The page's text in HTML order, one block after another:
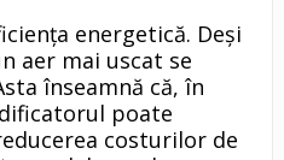
energetică. Deși
aer mai uscat se
înseamnă că, în
poate
costurilor de